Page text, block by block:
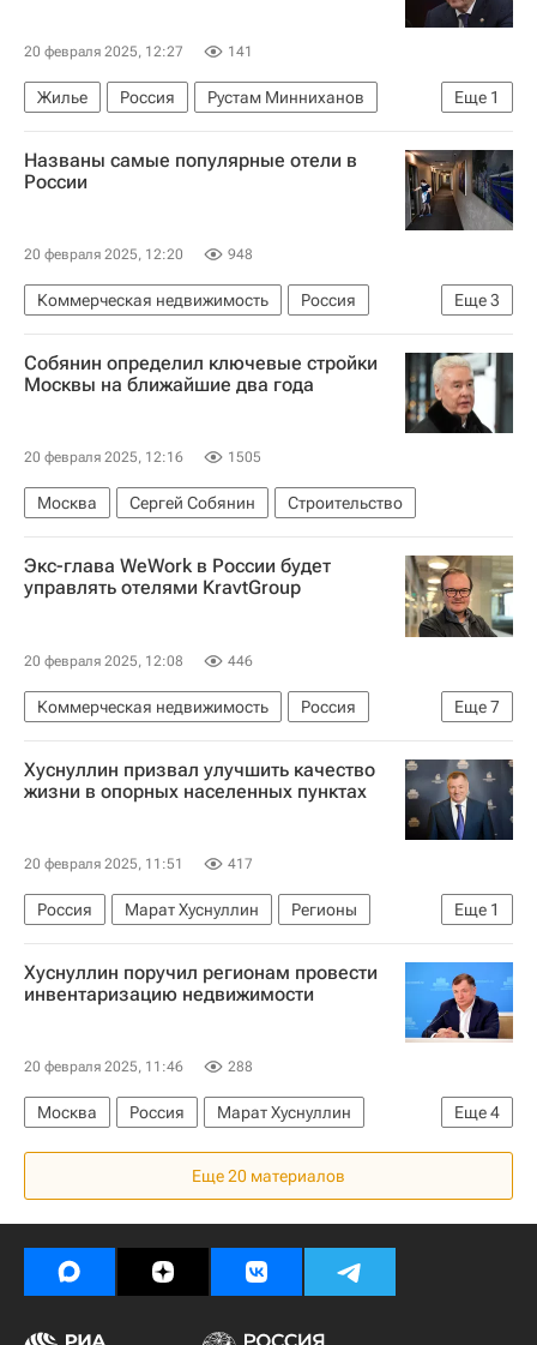
20 февраля 2025, 12:27 141
Еще 1
Жилье Россия
Рустам Минниханов
Инфраструктура
Названы самые популярные отели в
России
20 февраля 2025, 12:20 948
Еще3
Коммерческая недвижимость
Россия
Москва
Санкт-Петербург отдых в России
Собянин определил ключевые стройки
Москвы на ближайшие два года
20 февраля 2025, 12:16 1505
Москва Сергей Собянин Строительство
Экс-глава WeWork в России будет
управлять отелями KravtGroup
20 февраля 2025, 12:08 446
Еще7
Коммерческая недвижимость
Россия
Восточная Европа
Москва
WeWork
JLL
O1 Group
Хуснуллин призвал улучшить качество
жизни в опорных населенных пунктах
20 февраля 2025, 11:51 417
Еще 1
Россия Марат Хуснуллин
Регионы
Городская среда
Хуснуллин поручил регионам провести
инвентаризацию недвижимости
20 февраля 2025, 11:46 288
Еще4
Москва Россия
Марат Хуснуллин
Федеральная служба государственной регистрации, кадастра и картографии (Росреестр)
Инфраструктура
Еще 20 материалов